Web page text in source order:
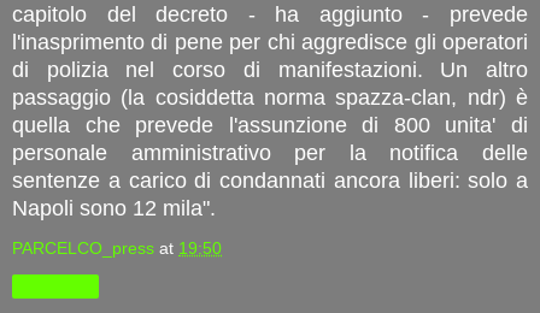
capitolo del decreto - ha aggiunto - prevede
l'inasprimento di pene per chi aggredisce gli operatori
di polizia nel corso di manifestazioni. Un altro
passaggio (la cosiddetta norma spazza-clan, ndr) è
quella che prevede l'assunzione di 800 unita' di
personale amministrativo per la notifica delle
sentenze a carico di condannati ancora liberi: solo a
Napoli sono 12 mila".
PARCELCO_press at 19:50